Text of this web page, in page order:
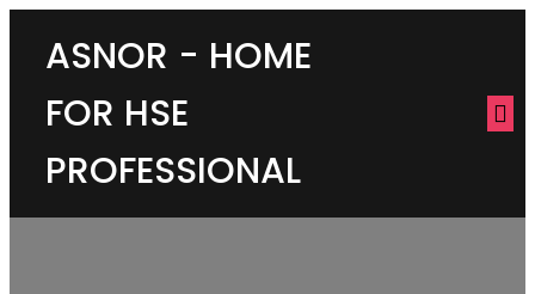
ASNOR - HOME
FOR HSE
PROFESSIONAL